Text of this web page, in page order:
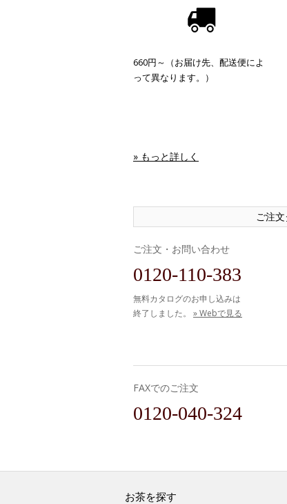
660円～（お届け先、配送便によ
って異なります。）
» もっと詳しく
ご注
ご注文・お問い合わせ
0120-110-383
無料カタログのお申し込みは
終了しました。 » Webで見る
FAXでのご注文
0120-040-324
お茶を探す